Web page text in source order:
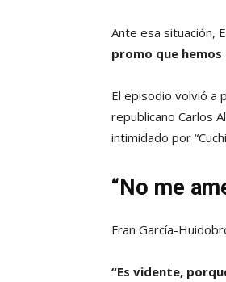
Ante esa situación,
promo que hemos
El episodio volvió a
republicano Carlos
intimidado por
“No me
Fran García-
“Es vidente,